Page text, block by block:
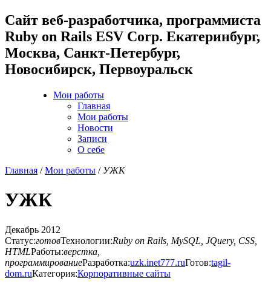
Cайт веб-разработчика, программиста
Ruby on Rails ESV Corp. Екатеринбург,
Москва, Санкт-Петербург,
Новосибирск, Первоуральск
Мои работы
Главная
Мои работы
Новости
Записи
О себе
Главная /Мои работы / УЖК
УЖК
Декабрь 2012
Статус:готовТехнологии:Ruby on Rails, MySQL, JQuery, CSS,
HTMLРаботы:верстка,
программированиеРазработка:uzk.inet777.ruГотов:tagil-
dom.ruКатегория:Корпоративные сайты